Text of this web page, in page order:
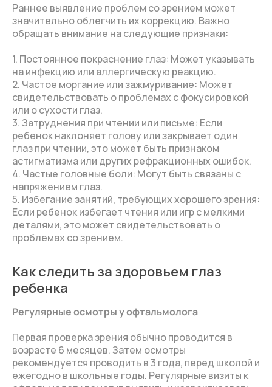
Раннее выявление проблем со зрением может
значительно облегчить их коррекцию. Важно
обращать внимание на следующие признаки:
1. Постоянное покраснение глаз: Может указывать
на инфекцию или аллергическую реакцию.
2. Частое моргание или зажмуривание: Может
свидетельствовать о проблемах с фокусировкой
или о сухости глаз.
3. Затруднения при чтении или письме: Если
ребенок наклоняет голову или закрывает один
глаз при чтении, это может быть признаком
астигматизма или других рефракционных ошибок.
4. Частые головные боли: Могут быть связаны с
напряжением глаз.
5. Избегание занятий, требующих хорошего зрения:
Если ребенок избегает чтения или игр с мелкими
деталями, это может свидетельствовать о
проблемах со зрением.
Как следить за здоровьем глаз
ребенка
Регулярные осмотры у офтальмолога
Первая проверка зрения обычно проводится в
возрасте 6 месяцев. Затем осмотры
рекомендуется проводить в 3 года, перед школой и
ежегодно в школьные годы. Регулярные визиты к